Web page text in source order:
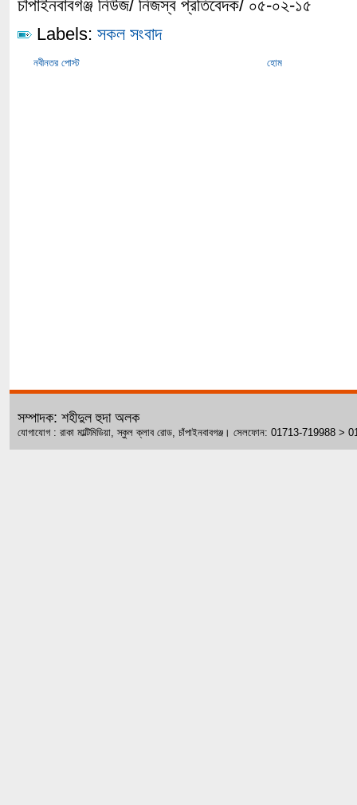
চাঁপাইনবাবগঞ্জ নিউজ/ নিজস্ব প্রতিবেদক/ ০৫-০২-১৫
Labels: সকল সংবাদ
নবীনতর পোস্ট হোম
সম্পাদক: শহীদুল হুদা অলক
যোগাযোগ : রাকা মাল্টিমিডিয়া, স্কুল ক্লাব রোড, চাঁপাইনবাবগঞ্জ। সেলফোন: 01713-